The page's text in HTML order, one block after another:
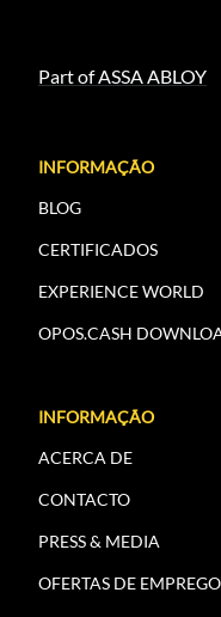
Part of ASSA ABLOY
INFORMAÇÃO
BLOG
CERTIFICADOS
EXPERIENCE WORLD
OPOS.CASH
INFORMAÇÃO
ACERCA DE
CONTACTO
PRESS & MEDIA
OFERTAS DE EMPREGO